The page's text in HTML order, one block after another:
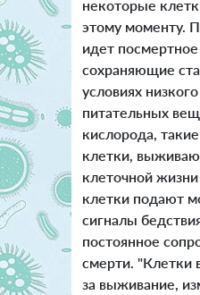
некоторые
этому моменту.
идет
сохраняющие
условиях
питательных
кислорода,
клетки,
клеточной
клетки подают
сигналы
постоянное
смерти. "Клетки
за выживание,